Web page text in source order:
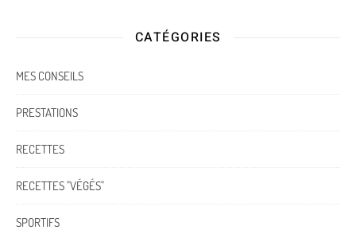
CATÉGORIES
MES CONSEILS
PRESTATIONS
RECETTES
RECETTES "VÉGÉS"
SPORTIFS